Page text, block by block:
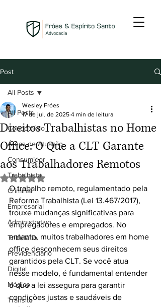
Post
All Posts
Condomínio
Áreas de Atuação
Consumidor
Trabalhista
Criminal
Empresarial
Administrativo
Tributário
Previdenciário
Digital
Médico
Trânsito
All Posts
Direitos Trabalhistas no Home
Office: O Que a CLT Garante
aos Trabalhadores Remotos
Wesley Fróes
17 de jul. de 2025 4 min de leitura
Avaliado com NaN de 5 estrelas.
O trabalho remoto, regulamentado pela
Reforma Trabalhista (Lei 13.467/2017),
trouxe mudanças significativas para
empregadores e empregados. No
entanto, muitos trabalhadores em home
office desconhecem seus direitos
garantidos pela CLT. Se você atua
nesse modelo, é fundamental entender
o que a lei assegura para garantir
condições justas e saudáveis de